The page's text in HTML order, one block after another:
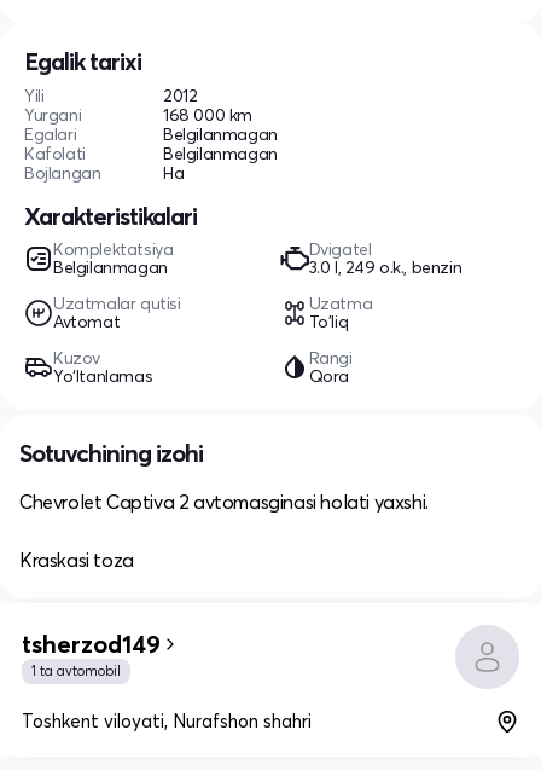
Egalik tarixi
Yili
2012
Yurgani
168 000 km
Egalari
Belgilanmagan
Kafolati
Belgilanmagan
Bojlangan
Ha
Xarakteristikalari
Komplektatsiya
Belgilanmagan
Dvigatel
3.0 l, 249 o.k., benzin
Uzatmalar qutisi
Avtomat
Uzatma
To'liq
Kuzov
Yo‘ltanlamas
Rangi
Qora
Sotuvchining izohi
Chevrolet Captiva 2 avtomasginasi holati yaxshi.
Kraskasi toza
tsherzod149
1 ta avtomobil
Toshkent viloyati, Nurafshon shahri